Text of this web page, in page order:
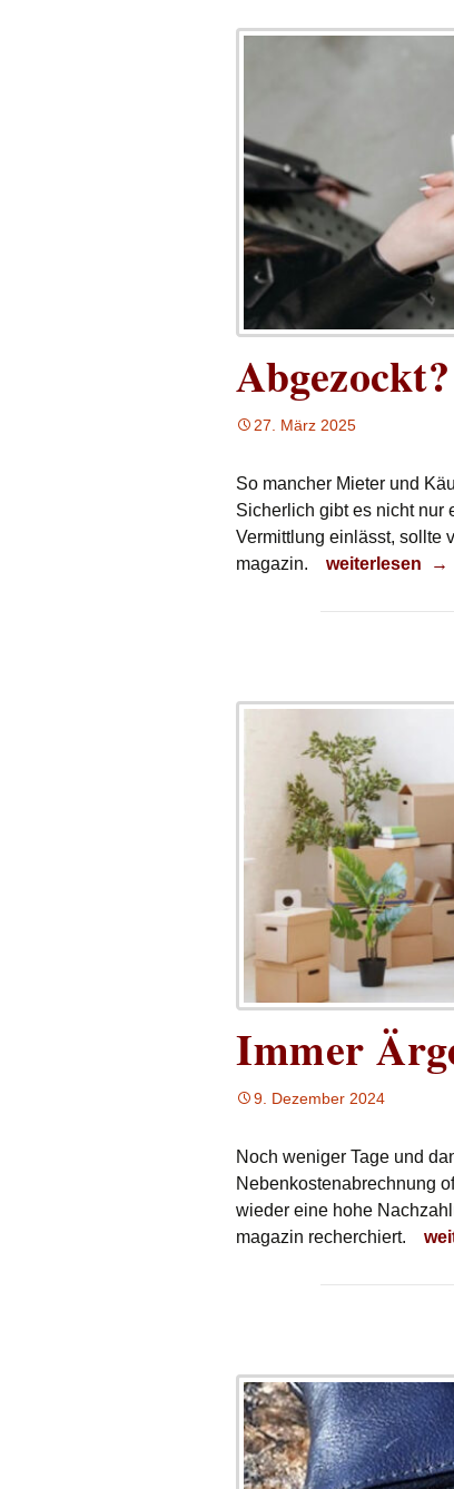
Abgezockt?
27. März 2025
So mancher Mieter und
Sicherlich gibt es nicht nur
Vermittlung einlässt, sollte
magazin.
Abgezockt?
weiterlesen →
Immer
9. Dezember 2024
Noch weniger Tage und
Nebenkostenabrechnung
wieder eine hohe
magazin recherchiert.